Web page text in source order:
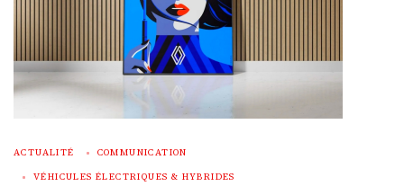
ACTUALITÉ COMMUNICATION
VÉHICULES ÉLECTRIQUES & HYBRIDES